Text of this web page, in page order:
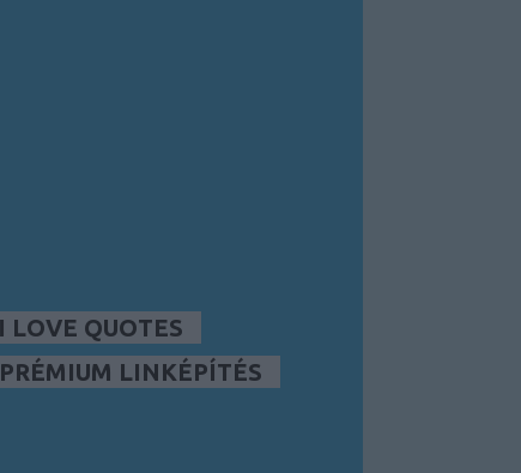
LOVE QUOTES
PRÉMIUM LINKÉPÍTÉS